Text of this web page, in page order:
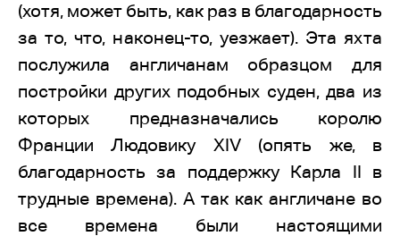
(хотя, может быть, как раз в благодарность
за то, что, наконец-то, уезжает). Эта яхта
послужила англичанам образцом для
постройки других подобных суден, два из
которых предназначались королю
Франции Людовику XIV (опять же, в
благодарность за поддержку Карла II в
трудные времена). А так как англичане во
все времена были настоящими